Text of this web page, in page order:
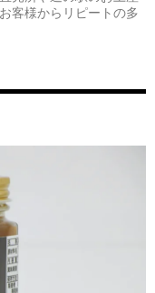
客様からリピートの多